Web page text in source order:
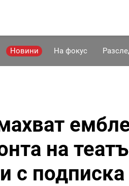
Новини На фокус
на
с